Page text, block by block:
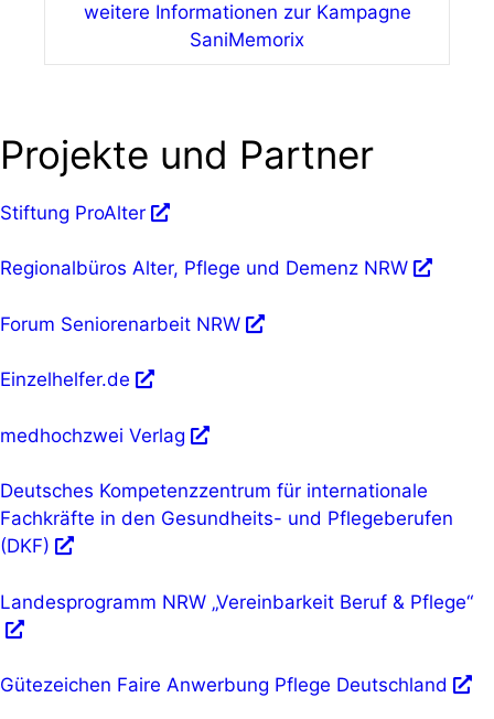
weitere Informationen zur Kampagne
SaniMemorix
Projekte und Partner
Stiftung ProAlter
Regionalbüros Alter, Pflege und Demenz NRW
Forum Seniorenarbeit NRW
Einzelhelfer.de
medhochzwei Verlag
Deutsches Kompetenzzentrum für internationale
Fachkräfte in den Gesundheits- und Pflegeberufen
(DKF)
Landesprogramm NRW „Vereinbarkeit Beruf & Pflege“
Gütezeichen Faire Anwerbung Pflege Deutschland